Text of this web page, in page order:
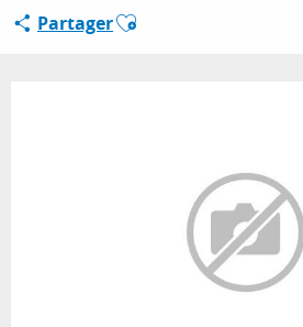
PartagerAjouter aux favoris